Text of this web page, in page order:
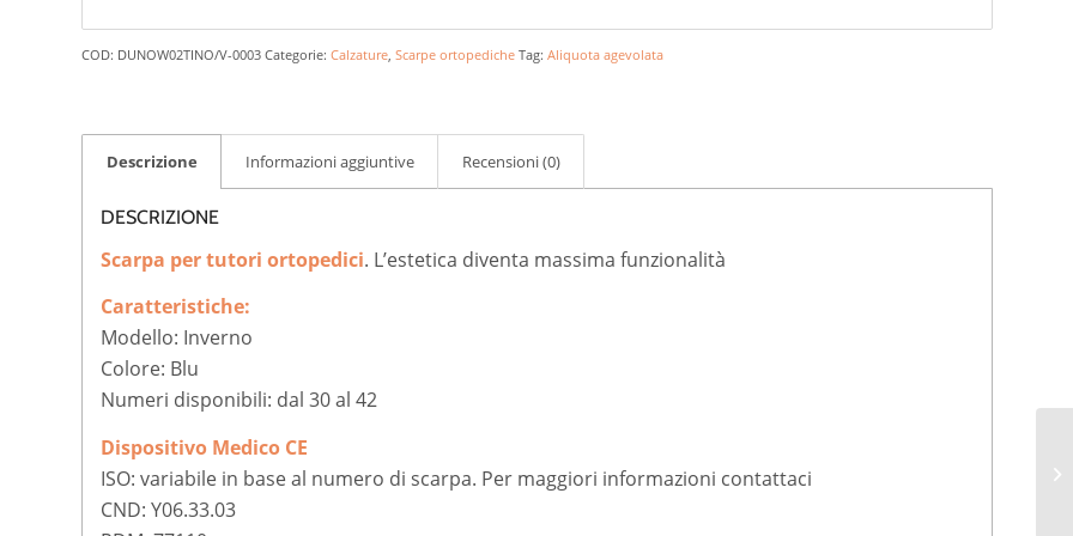
COD: DUNOW02TINO/V-0003 Categorie:Calzature,Scarpe ortopediche Tag:Aliquota agevolata
Descrizione Informazioni aggiuntive Recensioni (0)
DESCRIZIONE
Scarpa per tutori ortopedici. L’estetica diventa massima funzionalità
Caratteristiche:
Modello: Inverno
Colore: Blu
Numeri disponibili: dal 30 al 42
Dispositivo Medico CE
ISO: variabile in base al numero di scarpa. Per maggiori informazioni contattaci
CND: Y06.33.03